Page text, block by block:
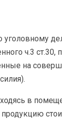
ч.3 ст.30,
на
в